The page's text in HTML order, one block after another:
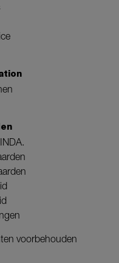
voorbehouden